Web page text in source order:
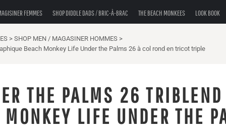
FEMMES SHOP DIDDLE DADS / BRIC-À-BRAC THE BEACH MONKEES LOOK BOOK
> SHOP MEN / MAGASINER HOMMES >
Beach Monkey Life Under the Palms 26 à col rond en tricot triple
THE PALMS 26
LIFE UNDER THE